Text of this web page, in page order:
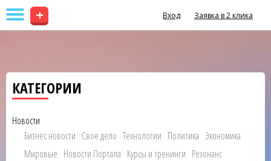
+ Вход Заявка в 2 клика
КАТЕГОРИИ
Новости
Бизнес новости Свое дело Технологии Политика Экономика
Мировые Новости Портала Курсы и тренинги Резонанс